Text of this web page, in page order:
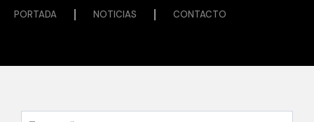
PORTADA NOTICIAS CONTACTO